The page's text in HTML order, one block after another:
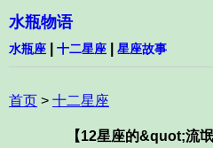
水瓶物语
水瓶座 十二星座 星座故事
首页 > 十二星座
【12星座的&quot;流